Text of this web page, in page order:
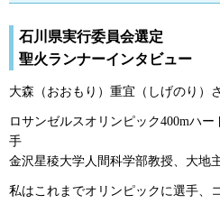
石川県実行委員会選定
聖火ランナーインタビュー
大森（おおもり）重宜（しげのり）
ロサンゼルスオリンピック400mハ
手
金沢星稜大学人間科学部教授、大地
私はこれまでオリンピックに選手、